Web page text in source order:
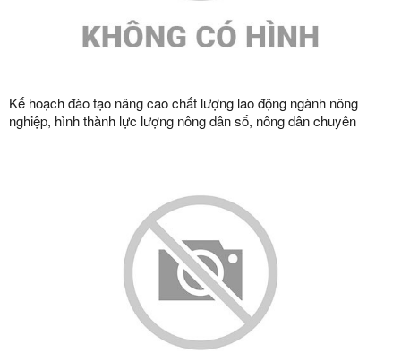
Kế hoạch đào tạo nâng cao chất lượng lao động ngành nông
nghiệp, hình thành lực lượng nông dân số, nông dân chuyên